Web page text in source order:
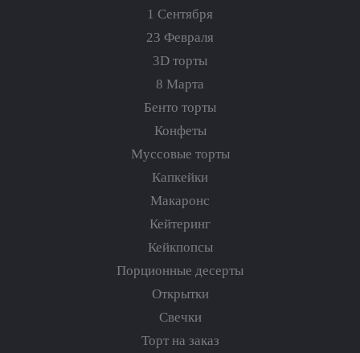
1 Сентября
23 Февраля
3D торты
8 Марта
Бенто торты
Конфеты
Муссовые торты
Капкейки
Макаронс
Кейтеринг
Кейкпопсы
Порционные десерты
Открытки
Свечки
Торт на заказ